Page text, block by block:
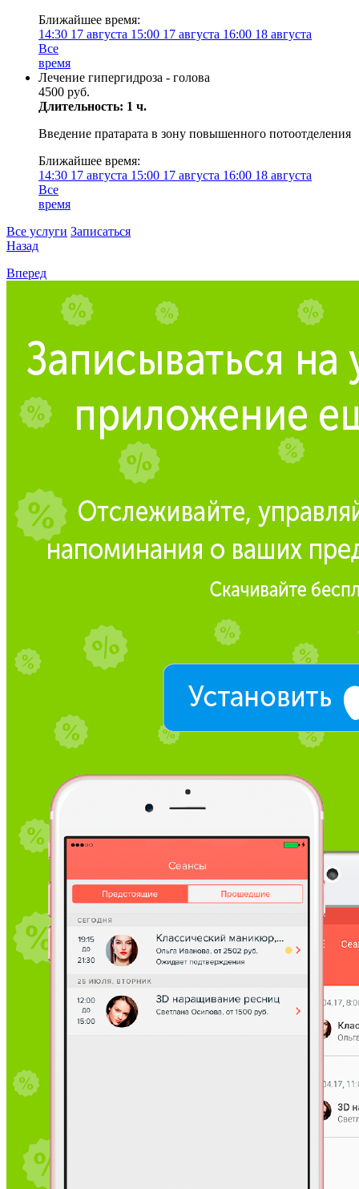
Ближайшее время:
14:30 17 августа 15:00 17 августа 16:00 18 августа
Все
время
Лечение гипергидроза - голова
4500 руб.
Длительность: 1 ч.
Введение пратарата в зону повышенного потоотделения
Ближайшее время:
14:30 17 августа 15:00 17 августа 16:00 18 августа
Все
время
Все услуги Записаться
Назад
Вперед